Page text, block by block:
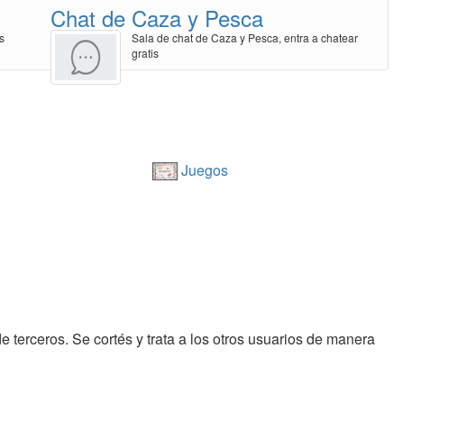
Chat de Caza y Pesca
Sala de chat de Caza y Pesca, entra a chatear
gratis
Juegos
Se cortés y trata a los otros usuarios de manera